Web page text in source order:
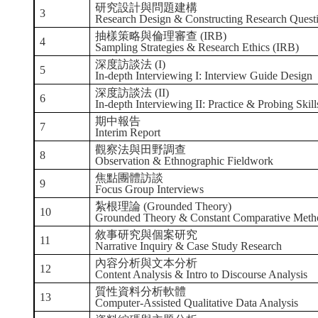
3
研究設計與問題建構
Research Design & Constructing Research
4
抽樣策略與倫理審查 (IRB)
Sampling Strategies & Research Ethics (IRB)
5
深度訪談法 (I)
In-depth Interviewing I: Interview Guide Design
6
深度訪談法 (II)
In-depth Interviewing II: Practice & Probing
7
期中報告
Interim Report
8
觀察法與田野調查
Observation & Ethnographic Fieldwork
9
焦點團體訪談
Focus Group Interviews
10
紮根理論 (Grounded Theory)
Grounded Theory & Constant Comparative
11
敘事研究與個案研究
Narrative Inquiry & Case Study Research
12
內容分析與文本分析
Content Analysis & Intro to Discourse Analysis
13
質性資料分析軟體
Computer-Assisted Qualitative Data Analysis